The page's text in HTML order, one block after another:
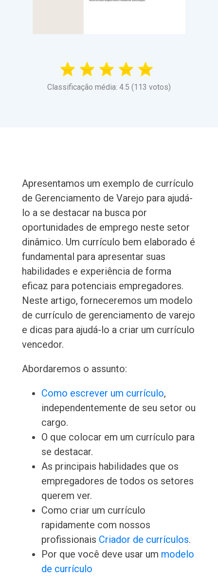
Classificação média: 4.5 (113 votos)
Apresentamos um exemplo de currículo
de Gerenciamento de Varejo para ajudá-
lo a se destacar na busca por
oportunidades de emprego neste setor
dinâmico. Um currículo bem elaborado é
fundamental para apresentar suas
habilidades e experiência de forma
eficaz para potenciais empregadores.
Neste artigo, forneceremos um modelo
de currículo de gerenciamento de varejo
e dicas para ajudá-lo a criar um currículo
vencedor.
Abordaremos o assunto:
Como escrever um currículo,
independentemente de seu setor ou
cargo.
O que colocar em um currículo para
se destacar.
As principais habilidades que os
empregadores de todos os setores
querem ver.
Como criar um currículo
rapidamente com nossos
profissionais Criador de currículos.
Por que você deve usar um modelo
de currículo